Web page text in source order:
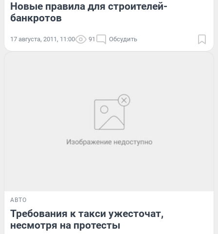
Новые правила для строителей-
банкротов
17 августа, 2011, 11:00 91 Обсудить
АВТО
Требования к такси ужесточат,
несмотря на протесты